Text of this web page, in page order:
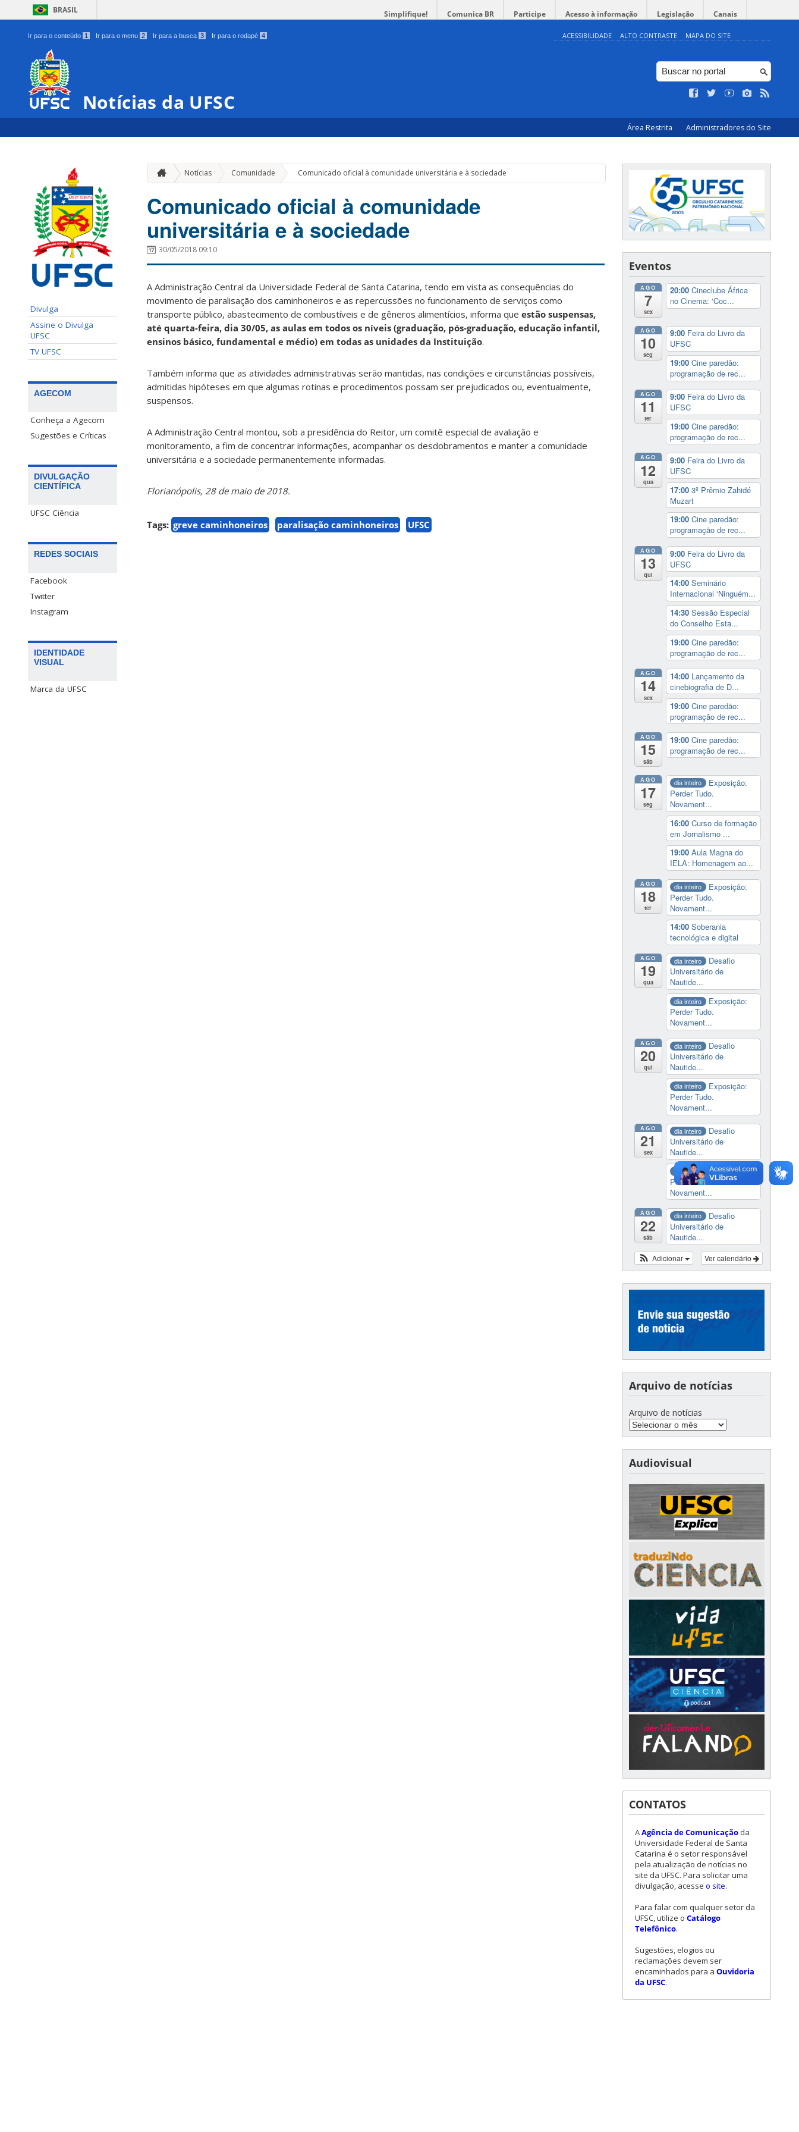
BRASIL Simplifique! Comunica BR Participe Acesso à informação Legislação Canais
Ir para o conteúdo 1 Ir para o menu 2 Ir para a busca 3 Ir para o rodapé 4 ACESSIBILIDADE ALTO CONTRASTE MAPA DO SITE
Notícias da UFSC
Área Restrita Administradores do Site
Divulga
Assine o Divulga
UFSC
TV UFSC
AGECOM
Conheça a Agecom
Sugestões e Críticas
DIVULGAÇÃO
CIENTÍFICA
UFSC Ciência
REDES SOCIAIS
Facebook
Twitter
Instagram
IDENTIDADE
VISUAL
Marca da UFSC
Notícias Comunidade » Comunicado oficial à comunidade universitária e à sociedade
Comunicado oficial à comunidade
universitária e à sociedade
30/05/2018 09:10
A Administração Central da Universidade Federal de Santa Catarina, tendo em vista as consequências do
movimento de paralisação dos caminhoneiros e as repercussões no funcionamento de serviços como
transporte público, abastecimento de combustíveis e de gêneros alimentícios, informa que estão suspensas,
até quarta-feira, dia 30/05, as aulas em todos os níveis (graduação, pós-graduação, educação infantil,
ensinos básico, fundamental e médio) em todas as unidades da Instituição.
Também informa que as atividades administrativas serão mantidas, nas condições e circunstâncias possíveis,
admitidas hipóteses em que algumas rotinas e procedimentos possam ser prejudicados ou, eventualmente,
suspensos.
A Administração Central montou, sob a presidência do Reitor, um comitê especial de avaliação e
monitoramento, a fim de concentrar informações, acompanhar os desdobramentos e manter a comunidade
universitária e a sociedade permanentemente informadas.
Florianópolis, 28 de maio de 2018.
Tags: greve caminhoneiros paralisação caminhoneiros UFSC
Eventos
AGO
7
sex
20:00 Cineclube África
no Cinema: ‘Coc...
AGO
10
seg
9:00 Feira do Livro da
UFSC
19:00 Cine paredão:
programação de rec...
AGO
11
ter
9:00 Feira do Livro da
UFSC
19:00 Cine paredão:
programação de rec...
AGO
12
qua
9:00 Feira do Livro da
UFSC
17:00 3º Prêmio Zahidé
Muzart
19:00 Cine paredão:
programação de rec...
AGO
13
qui
9:00 Feira do Livro da
UFSC
14:00 Seminário
Internacional ‘Ninguém...
14:30 Sessão Especial
do Conselho Esta...
19:00 Cine paredão:
programação de rec...
AGO
14
sex
14:00 Lançamento da
cinebiografia de D...
19:00 Cine paredão:
programação de rec...
AGO
15
sáb
19:00 Cine paredão:
programação de rec...
AGO
17
seg
dia inteiro
Exposição:
Perder Tudo.
Novament...
16:00 Curso de formação
em Jornalismo ...
19:00 Aula Magna do
IELA: Homenagem ao...
AGO
18
ter
dia inteiro
Exposição:
Perder Tudo.
Novament...
14:00 Soberania
tecnológica e digital
AGO
19
qua
dia inteiro
Desafio
Universitário de
Nautide...
dia inteiro
Exposição:
Perder Tudo.
Novament...
AGO
20
qui
dia inteiro
Desafio
Universitário de
Nautide...
dia inteiro
Exposição:
Perder Tudo.
Novament...
AGO
21
sex
dia inteiro
Desafio
Universitário de
Nautide...
dia inteiro
Exposição:
Perder Tudo.
Novament...
AGO
22
sáb
dia inteiro
Desafio
Universitário de
Nautide...
Ver calendário
Adicionar
Arquivo de notícias
Arquivo de notícias
Audiovisual
CONTATOS
AAgência de Comunicação da
Universidade Federal de Santa
Catarina é o setor responsável
pela atualização de notícias no
site da UFSC. Para solicitar uma
divulgação, acesse o site.
Para falar com qualquer setor da
UFSC, utilize o Catálogo
Telefônico.
Sugestões, elogios ou
reclamações devem ser
encaminhados para a Ouvidoria
da UFSC.